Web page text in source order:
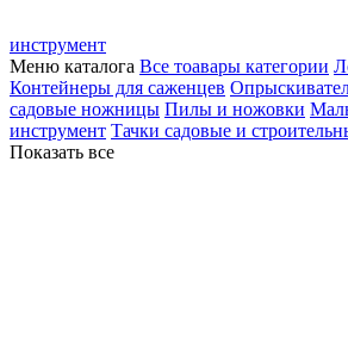
инструмент
Меню каталога Все тоавары категории
Контейнеры для саженцев
садовые ножницы Пилы и ножовки
инструмент Тачки садовые и
Показать все